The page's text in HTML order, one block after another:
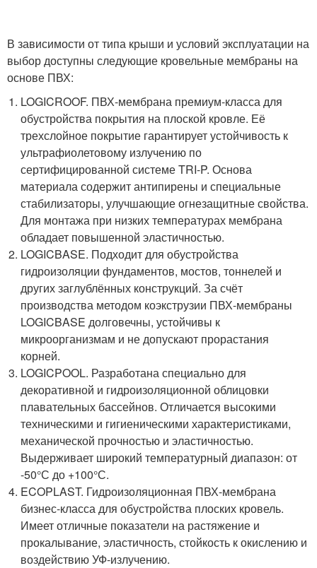
В зависимости от типа крыши и условий эксплуатации на
выбор доступны следующие кровельные мембраны на
основе ПВХ:
LOGICROOF. ПВХ-мембрана премиум-класса для
обустройства покрытия на плоской кровле. Её
трехслойное покрытие гарантирует устойчивость к
ультрафиолетовому излучению по
сертифицированной системе TRI-P. Основа
материала содержит антипирены и специальные
стабилизаторы, улучшающие огнезащитные свойства.
Для монтажа при низких температурах мембрана
обладает повышенной эластичностью.
LOGICBASE. Подходит для обустройства
гидроизоляции фундаментов, мостов, тоннелей и
других заглублённых конструкций. За счёт
производства методом коэкструзии ПВХ-мембраны
LOGICBASE долговечны, устойчивы к
микроорганизмам и не допускают прорастания
корней.
LOGICPOOL. Разработана специально для
декоративной и гидроизоляционной облицовки
плавательных бассейнов. Отличается высокими
техническими и гигиеническими характеристиками,
механической прочностью и эластичностью.
Выдерживает широкий температурный диапазон: от
-50°С до +100°С.
ECOPLAST. Гидроизоляционная ПВХ-мембрана
бизнес-класса для обустройства плоских кровель.
Имеет отличные показатели на растяжение и
прокалывание, эластичность, стойкость к окислению и
воздействию УФ-излучению.